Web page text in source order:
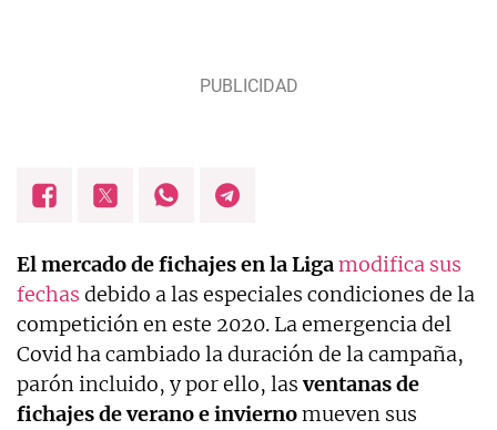
El mercado de fichajes en la Ligamodifica sus
fechas debido a las especiales condiciones de la
competición en este 2020. La emergencia del
Covid ha cambiado la duración de la campaña,
parón incluido, y por ello, lasventanas de
fichajes de verano e inviernomueven sus